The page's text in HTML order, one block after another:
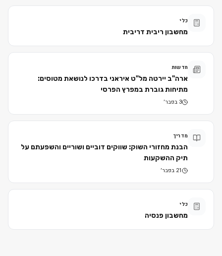
כלי
מחשבון ריבית דריבית
חדשות
ארה"ב יירטה מל"ט איראני בדרכו לנושאת מטוסים:
מתיחות גוברת במפרץ הפרסי
3 בפבר׳
מדריך
הבנת מחזורי השוק: שווקים דוביים ושוריים והשפעתם על
תיק ההשקעות
21 בפבר׳
כלי
מחשבון פנסיה